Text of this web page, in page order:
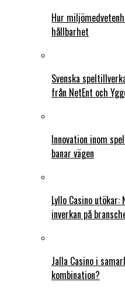
Hur
hållbarhet
Svenska
från NetEnt och
Innovation inom
banar vägen
Lyllo Casino
inverkan på
Jalla Casino i
kombination?